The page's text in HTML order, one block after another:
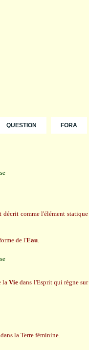
QUESTION FORA
décrit comme l'élément statique
de l'Eau.
laVie dans l'Esprit qui règne sur
la Terre féminine.